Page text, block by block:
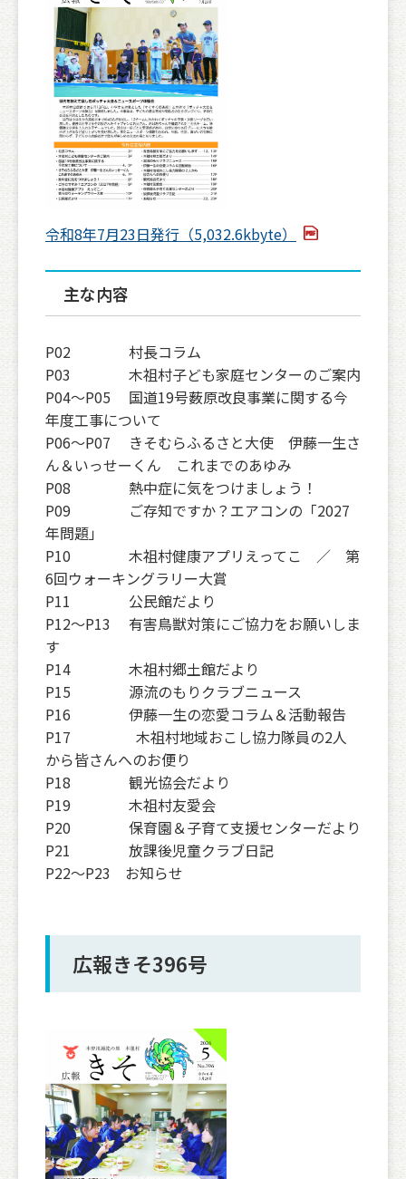
令和8年7月23日発行（5,032.6kbyte）
主な内容
P02 村長コラム
P03 木祖村子ども家庭センターのご案内
P04〜P05 国道19号薮原改良事業に関する今
年度工事について
P06〜P07 きそむらふるさと大使 伊藤一生さ
ん＆いっせーくん これまでのあゆみ
P08 熱中症に気をつけましょう！
P09 ご存知ですか？エアコンの「2027
年問題」
P10 木祖村健康アプリえってこ ／ 第
6回ウォーキングラリー大賞
P11 公民館だより
P12〜P13 有害鳥獣対策にご協力をお願いしま
す
P14 木祖村郷土館だより
P15 源流のもりクラブニュース
P16 伊藤一生の恋愛コラム＆活動報告
P17 木祖村地域おこし協力隊員の2人
から皆さんへのお便り
P18 観光協会だより
P19 木祖村友愛会
P20 保育園＆子育て支援センターだより
P21 放課後児童クラブ日記
P22〜P23 お知らせ
広報きそ396号